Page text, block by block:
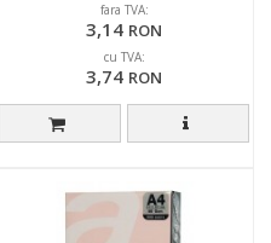
fara TVA:
3,14 RON
cu TVA:
3,74 RON